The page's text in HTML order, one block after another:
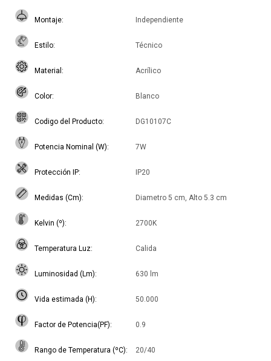
Montaje Independiente
Estilo Técnico
Material Acrílico
Color Blanco
Codigo del Producto DG10107C
Potencia Nominal (W) 7W
Protección IP IP20
Medidas (Cm) Diametro 5 cm, Alto 5.3 cm
Kelvin (º) 2700K
Temperatura Luz Calida
Luminosidad (Lm) 630 lm
Vida estimada (H) 50.000
Factor de Potencia(PF) 0.9
Rango de Temperatura (ºC) 20/40